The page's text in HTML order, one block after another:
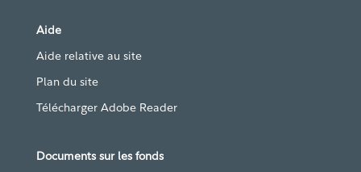
Aide
Aide relative au site
Plan du site
Télécharger Adobe Reader
Documents sur les fonds